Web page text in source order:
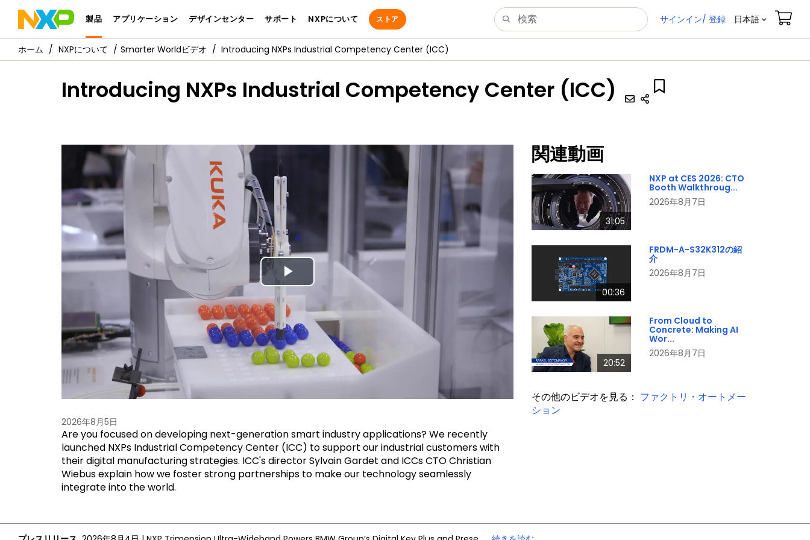
製品 アプリケーション デザインセンター サポート NXPについて ストア サインイン/ 登録 日本語
NXPについて Smarter Worldビデオ Introducing NXPs Industrial Competency Center (ICC)
Introducing NXPs Industrial Competency Center (ICC)
Play
Video
2026年8月5日
Are you focused on developing next-generation smart industry applications? We recently
launched NXPs Industrial Competency Center (ICC) to support our industrial customers with
their digital manufacturing strategies. ICC's director Sylvain Gardet and ICCs CTO Christian
Wiebus explain how we foster strong partnerships to make our technology seamlessly
integrate into the world.
関連動画
31:05
NXP at CES 2026: CTO
Booth Walkthroug...
2026年8月7日
00:36
FRDM-A-S32K312の紹
介
2026年8月7日
20:52
From Cloud to
Concrete: Making AI
Wor...
2026年8月7日
その他のビデオを見る： ファクトリ・オートメー
ション